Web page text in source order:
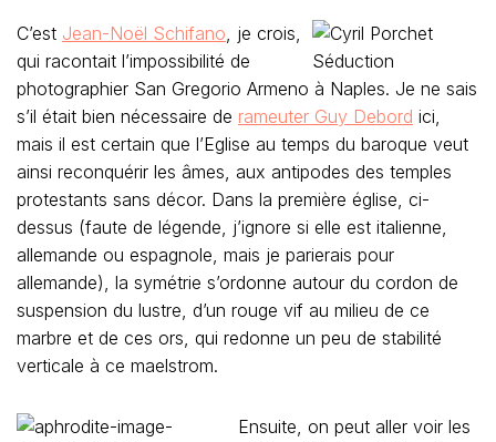
C’est Jean-Noël Schifano, je crois,
qui racontait l’impossibilité de
photographier San Gregorio Armeno à Naples. Je ne sais
s’il était bien nécessaire de rameuter Guy Debord ici,
mais il est certain que l’Eglise au temps du baroque veut
ainsi reconquérir les âmes, aux antipodes des temples
protestants sans décor. Dans la première église, ci-
dessus (faute de légende, j’ignore si elle est italienne,
allemande ou espagnole, mais je parierais pour
allemande), la symétrie s’ordonne autour du cordon de
suspension du lustre, d’un rouge vif au milieu de ce
marbre et de ces ors, qui redonne un peu de stabilité
verticale à ce maelstrom.
Ensuite, on peut aller voir les